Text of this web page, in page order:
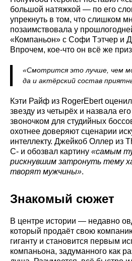
большой натяжкой — по его
упрекнуть в том, что слишком
позаимствовала у
«Компаньон» с Софи Тэтчер и
Впрочем, кое-что он всё же
«Смотрится это лучше, чем
да и актёрский состав
Кэти Райф из RogerEbert
звезду из четырёх и назвала
звоночком для студийных
охотнее доверяют сценарии
интеллекту. Джейкоб Оллер из
C- и обозвал картину «самым
рискнувшим затронуть тему
творят мужчины».
Знакомый сюжет
В центре истории — недавно
который продаёт свою
гиганту и становится первым
компаньона, задуманного как